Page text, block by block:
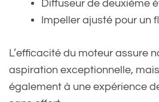
Diffuseur de deuxième
Impeller ajusté pour un
L’efficacité du moteur assure
aspiration exceptionnelle,
également à une expérience